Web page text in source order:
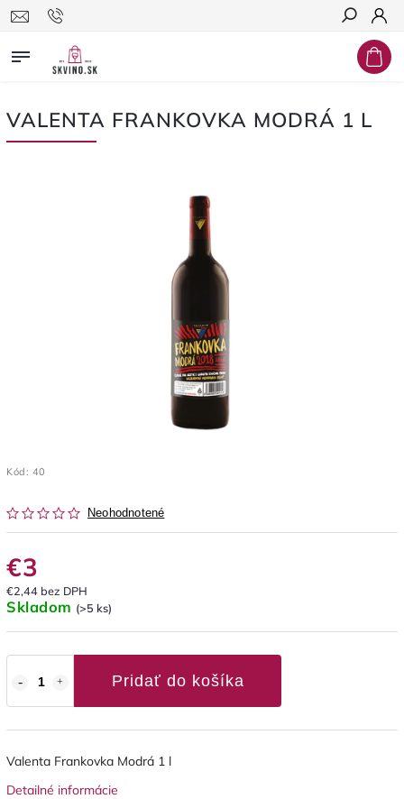
Hľadať
VALENTA FRANKOVKA MODRÁ 1 L
Kód: 40
Neohodnotené
€3
€2,44 bez DPH
Skladom (>5 ks)
Pridať do košíka
Valenta Frankovka Modrá 1 l
Detailné informácie